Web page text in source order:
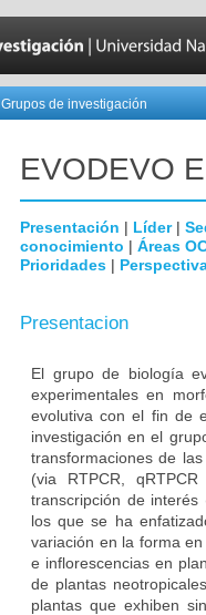
Grupos de investigación
EVODEVO
Presentación | Líder|
conocimiento | Áreas
Prioridades |
Presentacion
El grupo de biología
experimentales en
evolutiva con el fin de
investigación en el
transformaciones de
(via RTPCR,
transcripción de
los que se ha
variación en la forma
e inflorescencias en
de plantas
plantas que exhiben